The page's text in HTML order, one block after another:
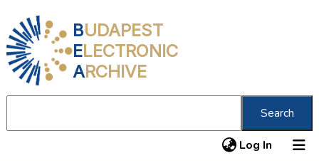
BUDAPEST
ELECTRONIC
ARCHIVE
Search
Log In (current)